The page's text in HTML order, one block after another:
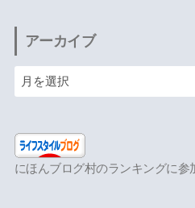
アーカイブ
にほんブログ村のランキングに参